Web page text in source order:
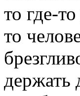
то где-
то